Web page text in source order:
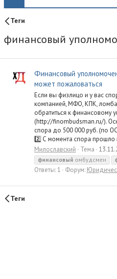
Теги
финансовый
Финансовый
может пожаловаться
Если вы физлицо и у вас
компанией, МФО, КПК,
обратиться к финансовому
(http://finombudsman.ru/).
спора до 500 000 руб. (по
2️⃣ С момента спора прошло
Милославский
Тема
финансовый омбудсмен
Ответы: 1 Форум:
Теги